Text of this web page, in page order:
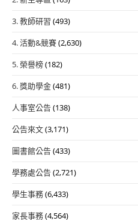
3. 教師研習 (493)
4. 活動&競賽(2,630)
5. 榮譽榜(182)
6. 獎助學金(481)
人事室公告(138)
公告來文(3,171)
圖書館公告(433)
學務處公告(2,721)
學生事務(6,433)
家長事務(4,564)